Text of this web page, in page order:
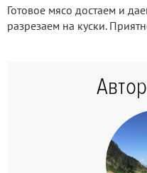
Готовое мясо достаем и
разрезаем на куски.